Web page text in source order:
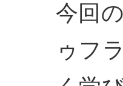
今回
ゥフ